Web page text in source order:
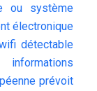
ou système
électronique
détectable
prévoit